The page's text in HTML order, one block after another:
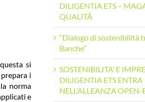
si
i
norma
e
DILIGENTIA ETS –
QUALITÀ
“Dialogo di sostenibilità
Banche”
SOSTENIBILITA’ E
DILIGENTIA ETS ENTRA
NELL’ALLEANZA OPEN-